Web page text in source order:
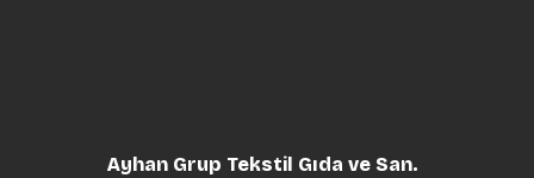
Ayhan Grup Tekstil Gıda ve San.